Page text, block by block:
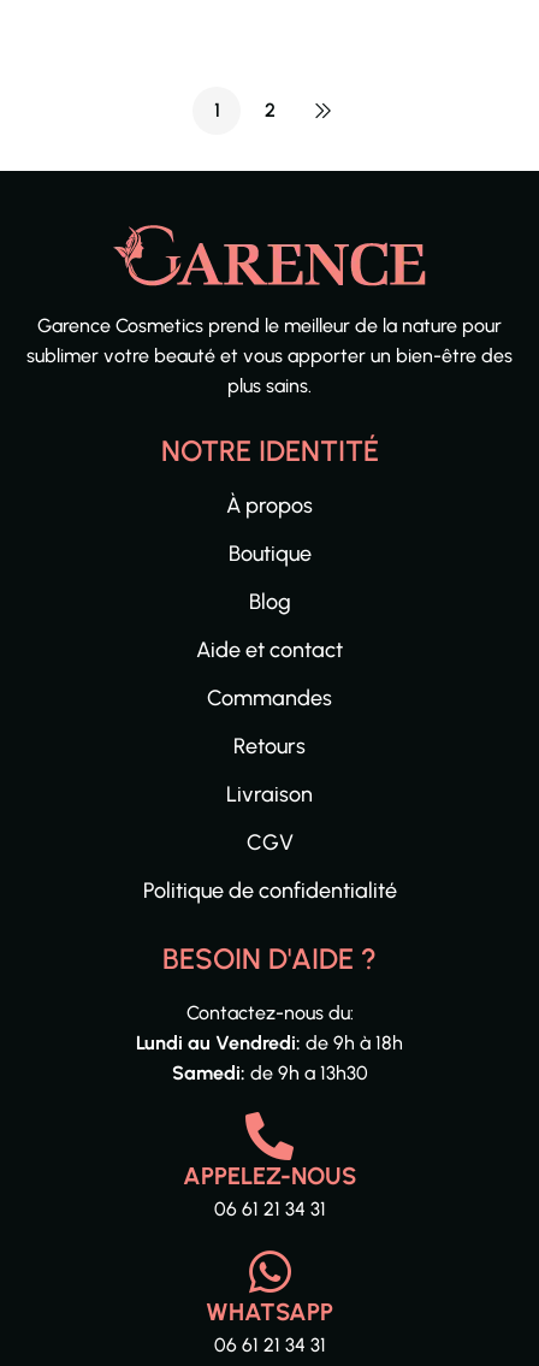
1 2
Garence Cosmetics prend le meilleur de la nature pour
sublimer votre beauté et vous apporter un bien-être des
plus sains.
NOTRE IDENTITÉ
À propos
Boutique
Blog
Aide et contact
Commandes
Retours
Livraison
CGV
Politique de confidentialité
BESOIN D'AIDE ?
Contactez-nous du:
Lundi au Vendredi: de 9h à 18h
Samedi: de 9h a 13h30
APPELEZ-NOUS
06 61 21 34 31
WHATSAPP
06 61 21 34 31